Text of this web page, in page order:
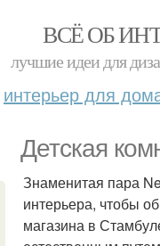
ВСЁ ОБ
лучшие идеи для
интерьер для
Детская
Знаменитая пара
интерьера, чтобы
магазина в